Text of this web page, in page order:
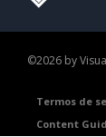
©2026 by
Termos de
Content